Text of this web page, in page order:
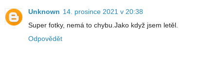
Unknown 14. prosince 2021 v 20:38
Super fotky, nemá to chybu.Jako když jsem letěl.
Odpovědět